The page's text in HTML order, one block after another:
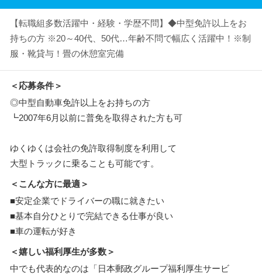
【転職組多数活躍中・経験・学歴不問】◆中型免許以上をお
持ちの方 ※20～40代、50代…年齢不問で幅広く活躍中！※制
服・靴貸与！畳の休憩室完備
＜応募条件＞
◎中型自動車免許以上をお持ちの方
┗2007年6月以前に普免を取得された方も可
ゆくゆくは会社の免許取得制度を利用して
大型トラックに乗ることも可能です。
＜こんな方に最適＞
■安定企業でドライバーの職に就きたい
■基本自分ひとりで完結できる仕事が良い
■車の運転が好き
＜嬉しい福利厚生が多数＞
中でも代表的なのは「日本郵政グループ福利厚生サービ